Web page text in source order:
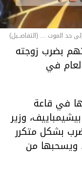
حد الموت ... (التفاصــيل)
بضرب زوجته
في
في قاعة
وزير
بشكل متكرر
ويسحبها من